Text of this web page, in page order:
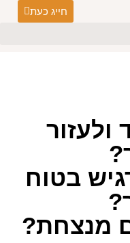
חייג כעת
בטוח
מנצחת?